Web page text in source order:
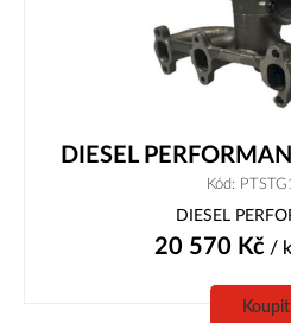
DIESEL
Kód:
DIESEL
20 570 Kč/
Koupit